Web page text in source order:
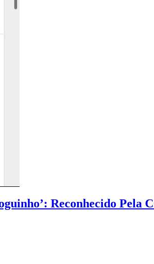
Reconhecido Pela